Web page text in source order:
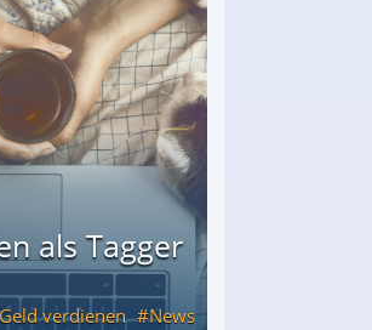
als Tagger
Geld verdienen News